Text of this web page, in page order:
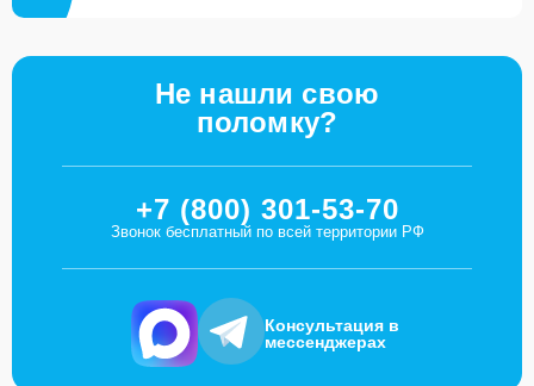
Не нашли свою
поломку?
+7 (800) 301-53-70
Звонок бесплатный по всей территории РФ
Консультация в
мессенджерах